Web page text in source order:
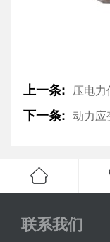
上一条: 压电
下一条: 动力应
联系我们